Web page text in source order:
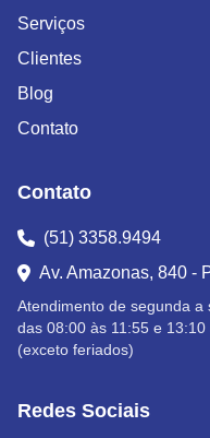
Serviços
Clientes
Blog
Contato
Contato
(51) 3358.9494
Av. Amazonas, 840 -
Atendimento de segunda a
das 08:00 às 11:55 e 13:10
(exceto feriados)
Redes Sociais